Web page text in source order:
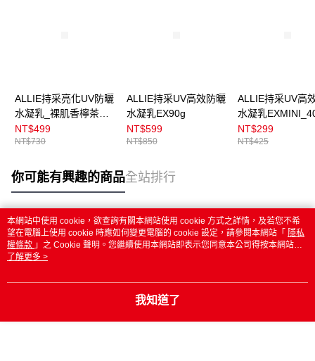
ALLIE持采亮化UV防曬
水凝乳_裸肌香檸茶
60g
NT$499
NT$730
ALLIE持采UV高效防曬
水凝乳EX90g
NT$599
NT$850
ALLIE持采UV高
水凝乳
NT$299
NT$425
你可能有興趣的商品全站排行
熱門標籤
本網站中使用 cookie，欲查詢有關本網站使用 cookie 方式之詳情，及若您不希
望在電腦上使用 cookie 時應如何變更電腦的 cookie 設定，請參閱本網站「 隱私
權條款 」之 Cookie 聲明。您繼續使用本網站即表示您同意本公司得按本網站使
用條款之 Cookie 聲明使用 cookie。
了解更多 >
我知道了